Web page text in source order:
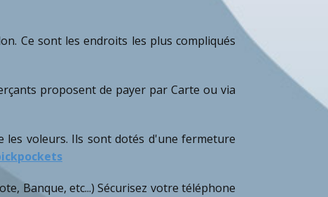
Ce sont les endroits les plus compliqués
proposent de payer par Carte ou via
les voleurs. Ils sont dotés d'une fermeture
Banque, etc...) Sécurisez votre téléphone